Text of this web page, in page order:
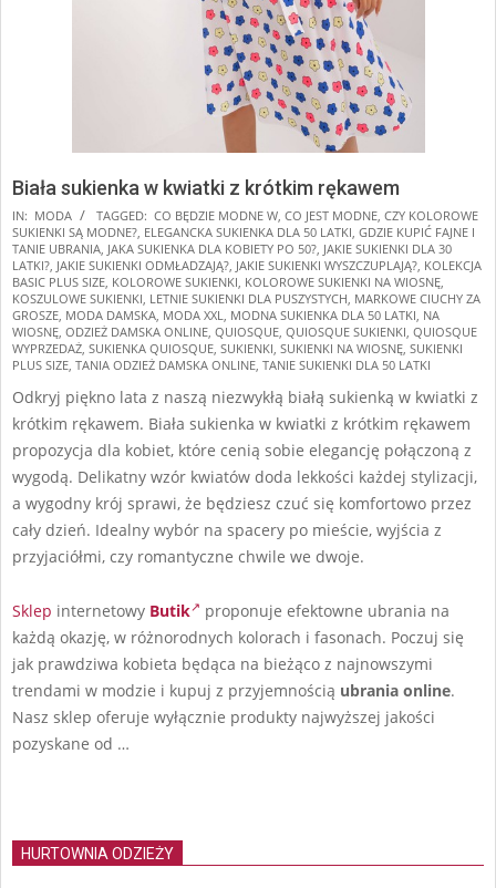
Biała sukienka w kwiatki z krótkim rękawem
2024-
08-
08
IN: MODA TAGGED: CO BĘDZIE MODNE W, CO JEST MODNE, CZY KOLOROWE
SUKIENKI SĄ MODNE?, ELEGANCKA SUKIENKA DLA 50 LATKI, GDZIE KUPIĆ FAJNE I
TANIE UBRANIA, JAKA SUKIENKA DLA KOBIETY PO 50?, JAKIE SUKIENKI DLA 30
LATKI?, JAKIE SUKIENKI ODMŁADZAJĄ?, JAKIE SUKIENKI WYSZCZUPLAJĄ?, KOLEKCJA
BASIC PLUS SIZE, KOLOROWE SUKIENKI, KOLOROWE SUKIENKI NA WIOSNĘ,
KOSZULOWE SUKIENKI, LETNIE SUKIENKI DLA PUSZYSTYCH, MARKOWE CIUCHY ZA
GROSZE, MODA DAMSKA, MODA XXL, MODNA SUKIENKA DLA 50 LATKI, NA
WIOSNĘ, ODZIEŻ DAMSKA ONLINE, QUIOSQUE, QUIOSQUE SUKIENKI, QUIOSQUE
WYPRZEDAŻ, SUKIENKA QUIOSQUE, SUKIENKI, SUKIENKI NA WIOSNĘ, SUKIENKI
PLUS SIZE, TANIA ODZIEŻ DAMSKA ONLINE, TANIE SUKIENKI DLA 50 LATKI
Odkryj piękno lata z naszą niezwykłą białą sukienką w kwiatki z
krótkim rękawem. Biała sukienka w kwiatki z krótkim rękawem
propozycja dla kobiet, które cenią sobie elegancję połączoną z
wygodą. Delikatny wzór kwiatów doda lekkości każdej stylizacji,
a wygodny krój sprawi, że będziesz czuć się komfortowo przez
cały dzień. Idealny wybór na spacery po mieście, wyjścia z
przyjaciółmi, czy romantyczne chwile we dwoje.
Sklep internetowy Butik proponuje efektowne ubrania na
każdą okazję, w różnorodnych kolorach i fasonach. Poczuj się
jak prawdziwa kobieta będąca na bieżąco z najnowszymi
trendami w modzie i kupuj z przyjemnością ubrania online.
Nasz sklep oferuje wyłącznie produkty najwyższej jakości
pozyskane od …
HURTOWNIA ODZIEŻY